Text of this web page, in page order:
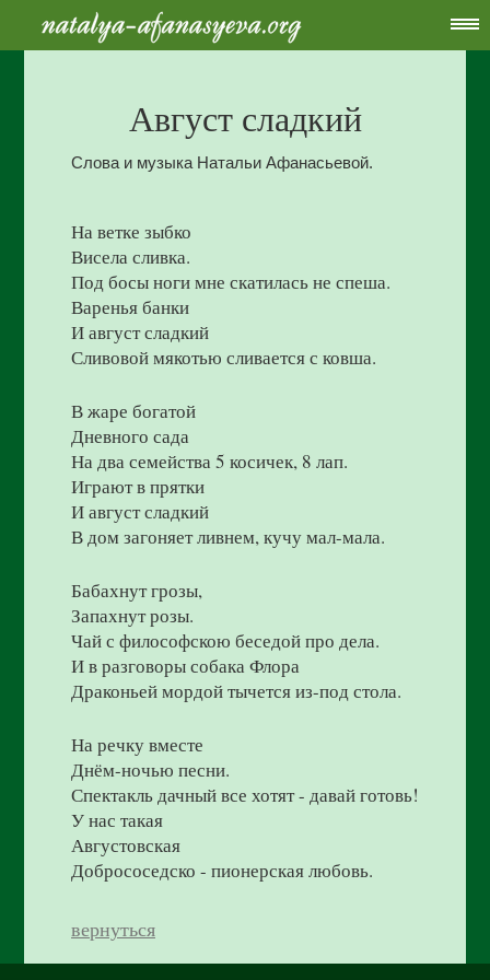
Август сладкий
Слова и музыка Натальи Афанасьевой.
На ветке зыбко
Висела сливка.
Под босы ноги мне скатилась не спеша.
Варенья банки
И август сладкий
Сливовой мякотью сливается с ковша.
В жаре богатой
Дневного сада
На два семейства 5 косичек, 8 лап.
Играют в прятки
И август сладкий
В дом загоняет ливнем, кучу мал-мала.
Бабахнут грозы,
Запахнут розы.
Чай с философскою беседой про дела.
И в разговоры собака Флора
Драконьей мордой тычется из-под стола.
На речку вместе
Днём-ночью песни.
Спектакль дачный все хотят - давай готовь!
У нас такая
Августовская
Добрососедско - пионерская любовь.
вернуться